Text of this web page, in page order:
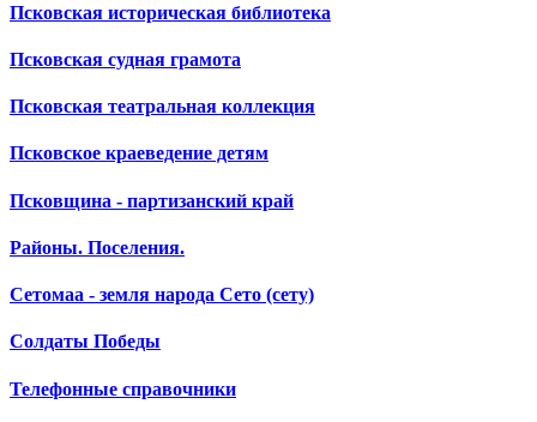
Псковская историческая библиотека
Псковская судная грамота
Псковская театральная коллекция
Псковское краеведение детям
Псковщина - партизанский край
Районы. Поселения.
Сетомаа - земля народа Сето (сету)
Солдаты Победы
Телефонные справочники